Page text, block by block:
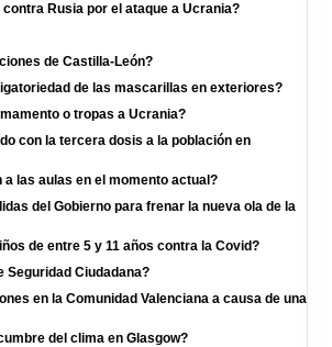
Rusia por el ataque a Ucrania?
de Castilla-León?
de las mascarillas en exteriores?
o tropas a Ucrania?
con la tercera dosis a la población en
las aulas en el momento actual?
del Gobierno para frenar la nueva ola de la
de entre 5 y 11 años contra la Covid?
Seguridad Ciudadana?
en la Comunidad Valenciana a causa de una
del clima en Glasgow?